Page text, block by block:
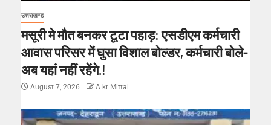
उत्तराखण्ड
मसूरी मे मौत बनकर टूटा पहाड़: एसडीएम कर्मचारी
आवास परिसर में घुसा विशाल बोल्डर, कर्मचारी बोले-
अब यहां नहीं रहेंगे.!
August 7, 2026 A kr Mittal